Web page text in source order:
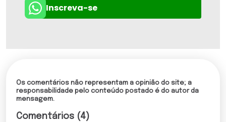
Inscreva-se
Os comentários não representam a opinião do site; a
responsabilidade pelo conteúdo postado é do autor da
mensagem.
Comentários (4)